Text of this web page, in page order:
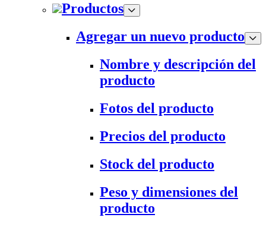
Productos
Agregar un nuevo producto
Nombre y descripción del
producto
Fotos del producto
Precios del producto
Stock del producto
Peso y dimensiones del
producto